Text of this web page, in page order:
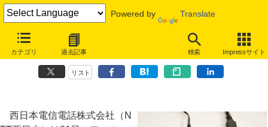
Powered by Translate
カテゴリ 過去記事 検索 Impressサイト
NTT西日本、HuluやYouTubeを視聴できるAndroid STB「光BOX+」
発売
リスト
西日本電信電話株式会社（N